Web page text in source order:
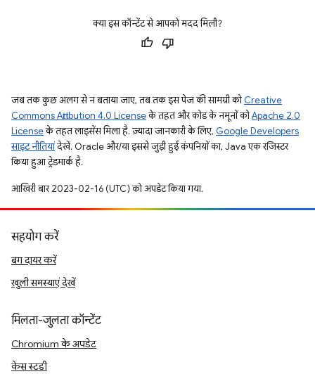
क्या इस कॉन्टेंट से आपको मदद मिली?
जब तक कुछ अलग से न बताया जाए, तब तक इस पेज की सामग्री कोCreative
Commons Attribution 4.0 Licenseके तहत और कोड के नमूनों कोApache 2.0
Licenseके तहत लाइसेंस मिला है. ज़्यादा जानकारी के लिए, Google Developers
साइट नीतियांदेखें. Oracle और/या इससे जुड़ी हुई कंपनियों का, Java एक रजिस्टर
किया हुआ ट्रेडमार्क है.
आखिरी बार 2023-02-16 (UTC) को अपडेट किया गया.
सहयोग करें
बग दायर करें
खुली समस्याएं देखें
मिलता-जुलता कॉन्टेंट
Chromium के अपडेट
केस स्टडी